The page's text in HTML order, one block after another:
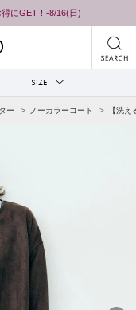
にGET！-8/16(日)
SIZE
ー ノーカラーコート 【洗